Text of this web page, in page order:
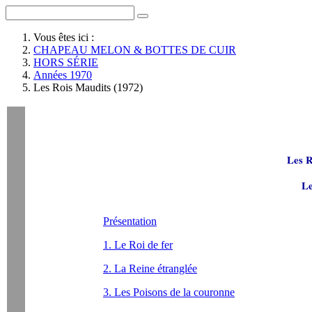
Vous êtes ici :
CHAPEAU MELON & BOTTES DE CUIR
HORS SÉRIE
Années 1970
Les Rois Maudits (1972)
Les
Présentation
1. Le Roi de fer
2. La Reine étranglée
3. Les Poisons de la couronne